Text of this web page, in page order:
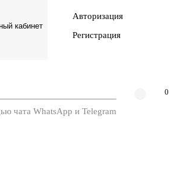
кабинет
Авторизация
Регистрация
чата WhatsApp и Telegram
0